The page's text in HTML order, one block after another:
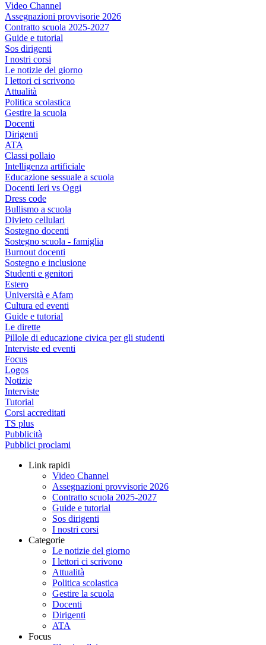
Video Channel
Assegnazioni provvisorie 2026
Contratto scuola 2025-2027
Guide e tutorial
Sos dirigenti
I nostri corsi
Le notizie del giorno
I lettori ci scrivono
Attualità
Politica scolastica
Gestire la scuola
Docenti
Dirigenti
ATA
Classi pollaio
Intelligenza artificiale
Educazione sessuale a scuola
Docenti Ieri vs Oggi
Dress code
Bullismo a scuola
Divieto cellulari
Sostegno docenti
Sostegno scuola - famiglia
Burnout docenti
Sostegno e inclusione
Studenti e genitori
Estero
Università e Afam
Cultura ed eventi
Guide e tutorial
Le dirette
Pillole di educazione civica per gli studenti
Interviste ed eventi
Focus
Logos
Notizie
Interviste
Tutorial
Corsi accreditati
TS plus
Pubblicità
Pubblici proclami
Link rapidi
Video Channel
Assegnazioni provvisorie 2026
Contratto scuola 2025-2027
Guide e tutorial
Sos dirigenti
I nostri corsi
Categorie
Le notizie del giorno
I lettori ci scrivono
Attualità
Politica scolastica
Gestire la scuola
Docenti
Dirigenti
ATA
Focus